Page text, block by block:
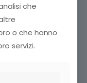
promosso
dal
che
o che hanno
servizi.